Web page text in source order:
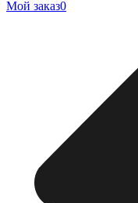
Мой заказ0